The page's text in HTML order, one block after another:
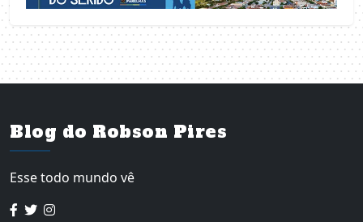
Blog do Robson Pires
Esse todo mundo vê